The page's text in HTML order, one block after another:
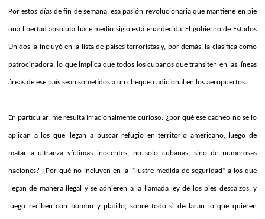
Por estos días de fin de semana, esa pasión revolucionaria que mantiene en pie
una libertad absoluta hace medio siglo está enardecida. El gobierno de Estados
Unidos la incluyó en la lista de países terroristas y, por demás, la clasifica como
patrocinadora, lo que implica que todos los cubanos que transiten en las líneas
áreas de ese país sean sometidos a un chequeo adicional en los aeropuertos.
En particular, me resulta irracionalmente curioso: ¿por qué ese cacheo no se lo
aplican a los que llegan a buscar refugio en territorio americano, luego de
matar a ultranza víctimas inocentes, no solo cubanas, sino de numerosas
naciones? ¿Por qué no incluyen en la “ilustre medida de seguridad” a los que
llegan de manera ilegal y se adhieren a la llamada ley de los pies descalzos, y
luego reciben con bombo y platillo, sobre todo si declaran lo que quieren